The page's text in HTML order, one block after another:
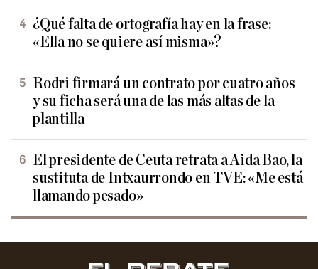
¿Qué falta de ortografía hay en la frase:
«Ella no se quiere así misma»?
Rodri firmará un contrato por cuatro años
y su ficha será una de las más altas de la
plantilla
El presidente de Ceuta retrata a Aida Bao, la
sustituta de Intxaurrondo en TVE: «Me está
llamando pesado»